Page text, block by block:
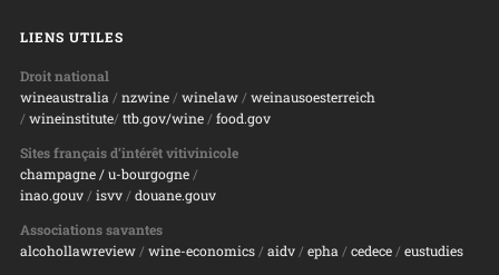
LIENS UTILES
Droit national
wineaustralia / nzwine/ winelaw/ weinausoesterreich
/ wineinstitute/ ttb.gov/wine/ food.gov
Sites français d’intérêt vitivinicole
champagne/ u-bourgogne/
inao.gouv/ isvv/ douane.gouv
Associations savantes
alcohollawreview/ wine-economics/ aidv/ epha / cedece/ eustudies